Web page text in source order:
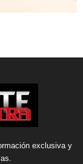
exclusiva y